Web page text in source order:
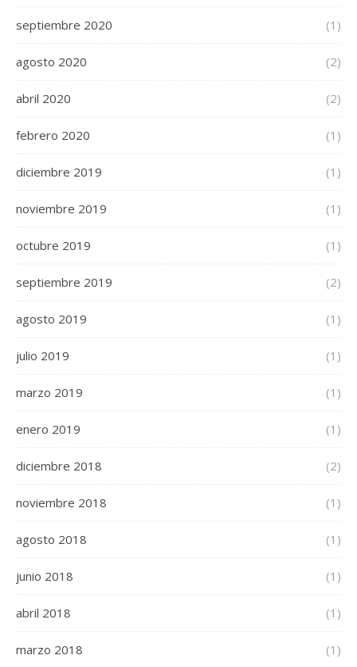
septiembre 2020 (1)
agosto 2020 (2)
abril 2020 (2)
febrero 2020 (1)
diciembre 2019 (1)
noviembre 2019 (1)
octubre 2019 (1)
septiembre 2019 (2)
agosto 2019 (1)
julio 2019 (1)
marzo 2019 (1)
enero 2019 (1)
diciembre 2018 (2)
noviembre 2018 (1)
agosto 2018 (1)
junio 2018 (1)
abril 2018 (1)
marzo 2018 (1)